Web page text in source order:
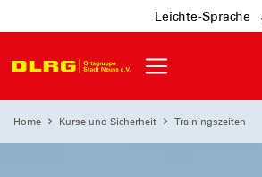
Leichte-Sprache
Home Kurse und Sicherheit Trainingszeiten